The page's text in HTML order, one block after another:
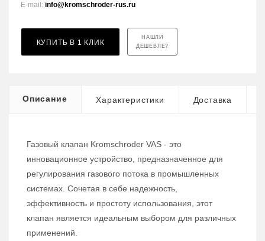
E-mail: info@kromschroder-rus.ru
КУПИТЬ В 1 КЛИК
НАШЛИ
ДЕШЕВЛЕ?
Описание Характеристики Доставка
Газовый клапан Kromschroder VAS - это
инновационное устройство, предназначенное для
регулирования газового потока в промышленных
системах. Сочетая в себе надежность,
эффективность и простоту использования, этот
клапан является идеальным выбором для различных
применений.